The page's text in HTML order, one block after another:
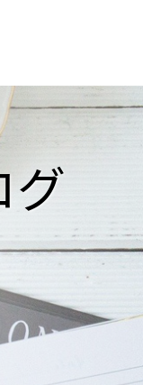
グ